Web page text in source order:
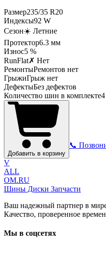
Размер235/35 R20
Индексы92 W
Сезон☀️ Летние
Протектор6.3 мм
Износ5 %
RunFlat✗ Нет
РемонтыРемонтов нет
ГрыжиГрыж нет
ДефектыБез дефектов
Количество шин в комплекте4
Добавить в корзину
📞
V
ALL
OM.RU
Шины Диски Запчасти
Ваш надежный партнер в
Качество, проверенное
Мы в соцсетях